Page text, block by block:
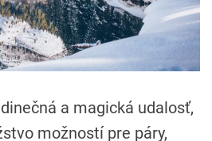
a
d
t
i
m
e
a magická udalosť,
možností pre páry,